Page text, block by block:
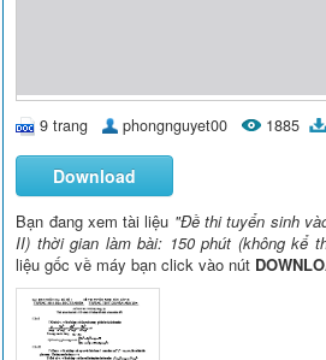
9 trang phongnguyet00 1885
Download
Bạn đang xem tài liệu "Đề thi tuyển sinh
II) thời gian làm bài: 150 phút (không kể
liệu gốc về máy bạn click vào nút